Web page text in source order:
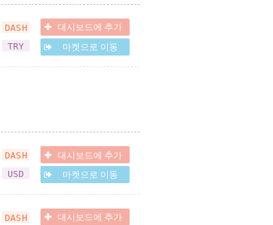
DASH
TRY
대시보드에 추가
마켓으로 이동
DASH
USD
대시보드에 추가
마켓으로 이동
DASH
대시보드에 추가